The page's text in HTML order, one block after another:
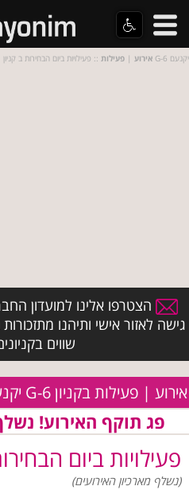
אירוע | פעילות :: פעילויות ביום הבחירות ב קניון G-6 יקנעם
הצטרפו אלינו למועדון
גישה לאזור אישי ותיהנו
שווים
אירוע | פעילות בקניון G-6 יקנעם
פג תוקף האירוע!
פעילויות ביום
(נשלף מארכיון האירועים)